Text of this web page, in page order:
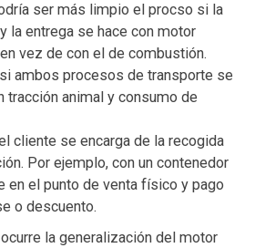
ser más limpio el procso si la
la entrega se hace con motor
vez de con el de combustión.
ambos procesos de transporte se
tracción animal y consumo de
cliente se encarga de la recogida
Por ejemplo, con un contenedor
en el punto de venta físico y pago
o descuento.
la generalización del motor